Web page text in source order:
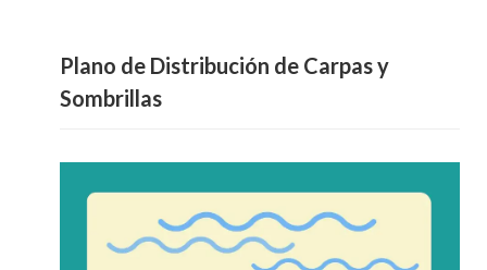
Plano de Distribución de Carpas y
Sombrillas